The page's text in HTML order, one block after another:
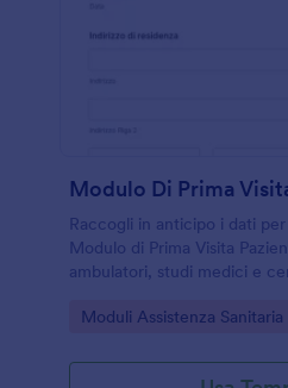
Modulo Di Prima
Raccogli in anticipo i dati
Modulo di Prima Visita
ambulatori, studi medici e
collection con Jotform.
Go to Category:
Moduli Assistenza Sanitaria